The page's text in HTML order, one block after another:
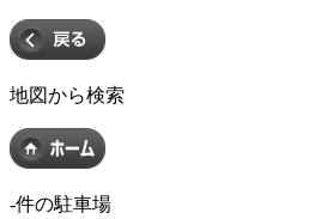
地図から検索
-件の駐車場